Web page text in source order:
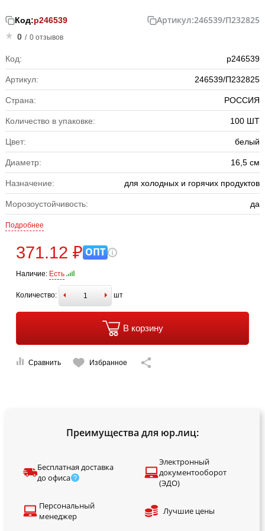
Код:р246539 Артикул:246539/П232825
0 / 0 отзывов
Код: р246539
Артикул: 246539/П232825
Страна: РОССИЯ
Количество в упаковке: 100 ШТ
Цвет: белый
Диаметр: 16,5 см
Назначение: для холодных и горячих продуктов
Морозоустойчивость: да
Подробнее
371.12 ₽ ОПТ
Наличие: Есть
Количество: шт
В корзину
Сравнить Избранное
Преимущества для юр.лиц:
Бесплатная доставка
до офиса
Электронный
документооборот
(ЭДО)
Персональный
менеджер
Лучшие цены